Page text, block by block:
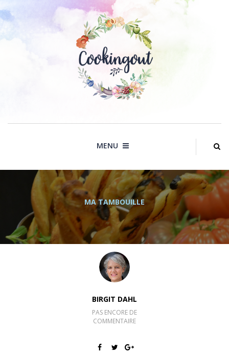
to
MENU
MA TAMBOUILLE
BIRGIT DAHL
PAS ENCORE DE
COMMENTAIRE